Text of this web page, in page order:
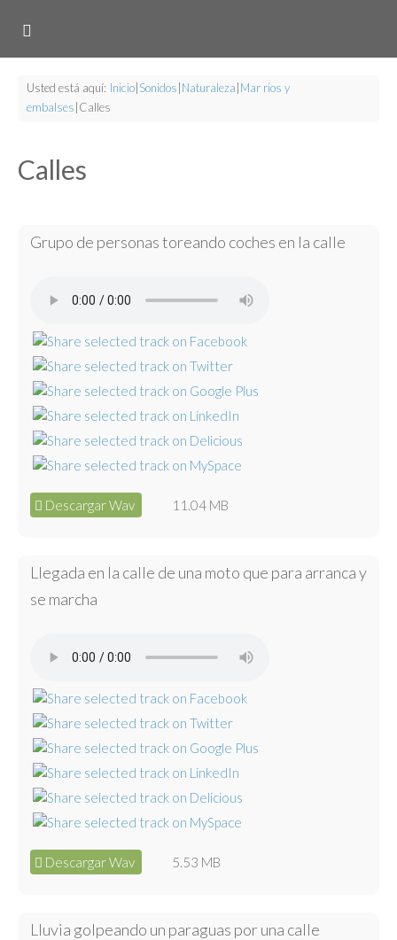
Usted está aquí: Inicio Sonidos Naturaleza Mar rios y
embalses Calles
Calles
Grupo de personas toreando coches en la calle
Descargar Wav 11.04 MB
Llegada en la calle de una moto que para arranca y
se marcha
Descargar Wav 5.53 MB
Lluvia golpeando un paraguas por una calle